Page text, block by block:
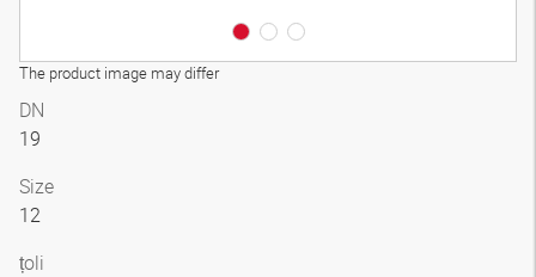
The product image may differ
DN
19
Size
12
țoli